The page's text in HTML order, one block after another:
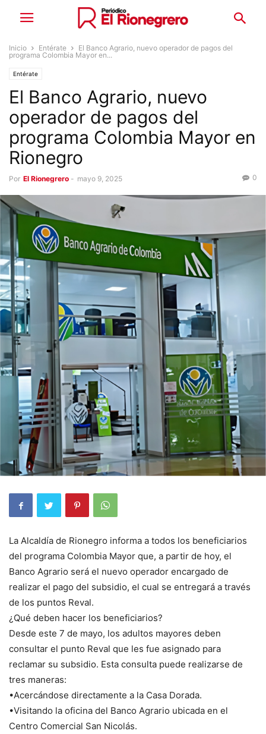
Inicio Entérate
El Banco Agrario, nuevo operador de pagos del
programa Colombia Mayor en...
Entérate
El Banco Agrario, nuevo
operador de pagos del
programa Colombia Mayor en
Rionegro
Por El Rionegrero - mayo 9, 2025 0
La Alcaldía de Rionegro informa a todos los beneficiarios
del programa Colombia Mayor que, a partir de hoy, el
Banco Agrario será el nuevo operador encargado de
realizar el pago del subsidio, el cual se entregará a través
de los puntos Reval.
¿Qué deben hacer los beneficiarios?
Desde este 7 de mayo, los adultos mayores deben
consultar el punto Reval que les fue asignado para
reclamar su subsidio. Esta consulta puede realizarse de
tres maneras:
•Acercándose directamente a la Casa Dorada.
•Visitando la oficina del Banco Agrario ubicada en el
Centro Comercial San Nicolás.